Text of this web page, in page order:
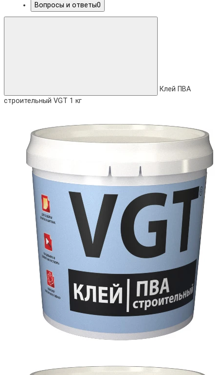
Вопросы и ответы0
Клей ПВА
строительный VGT 1 кг